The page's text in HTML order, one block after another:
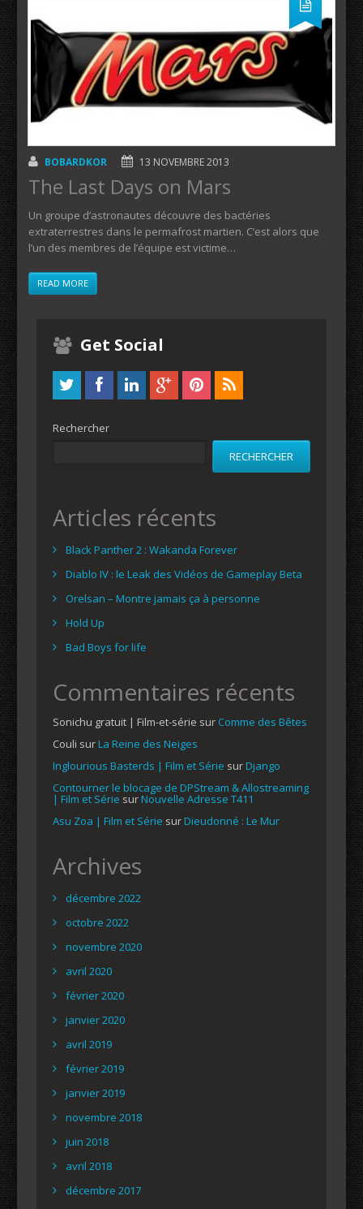
BOBARDKOR 13 NOVEMBRE 2013
The Last Days on Mars
Un groupe d’astronautes découvre des bactéries
extraterrestres dans le permafrost martien. C’est alors que
l’un des membres de l’équipe est victime…
READ MORE
Get Social
Rechercher
RECHERCHER
Articles récents
Black Panther 2 : Wakanda Forever
Diablo IV : le Leak des Vidéos de Gameplay Beta
Orelsan – Montre jamais ça à personne
Hold Up
Bad Boys for life
Commentaires récents
Sonichu gratuit | Film-et-série sur Comme des Bêtes
Couli surLa Reine des Neiges
Inglourious Basterds | Film et Série surDjango
Contourner le blocage de DPStream & Allostreaming
| Film et Série surNouvelle Adresse T411
Asu Zoa | Film et Série surDieudonné : Le Mur
Archives
décembre 2022
octobre 2022
novembre 2020
avril 2020
février 2020
janvier 2020
avril 2019
février 2019
janvier 2019
novembre 2018
juin 2018
avril 2018
décembre 2017